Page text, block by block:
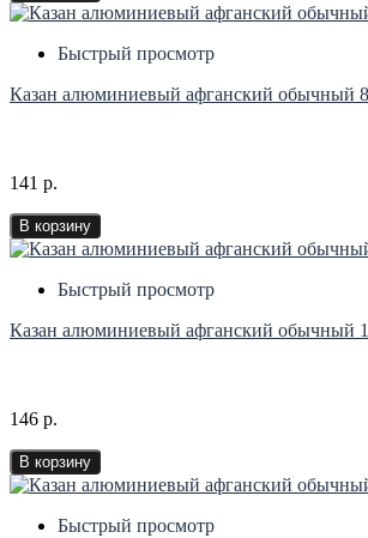
Быстрый просмотр
Казан алюминиевый афганский обычный
141 р.
В корзину
Быстрый просмотр
Казан алюминиевый афганский обычный
146 р.
В корзину
Быстрый просмотр